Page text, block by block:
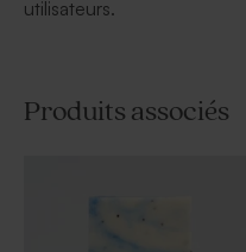
utilisateurs.
Produits associés